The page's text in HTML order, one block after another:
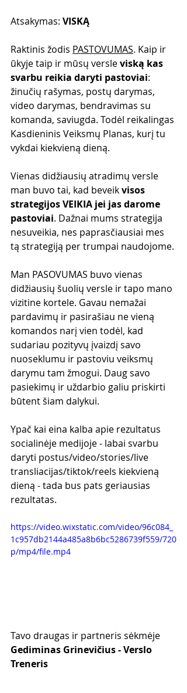
Atsakymas: VISKĄ
Raktinis žodis PASTOVUMAS. Kaip ir
ūkyje taip ir mūsų versle viską kas
svarbu reikia daryti pastoviai:
žinučių rašymas, postų darymas,
video darymas, bendravimas su
komanda, saviugda. Todėl reikalingas
Kasdieninis Veiksmų Planas, kurį tu
vykdai kiekvieną dieną.
Vienas didžiausių atradimų versle
man buvo tai, kad beveik visos
strategijos VEIKIA jei jas darome
pastoviai. Dažnai mums strategija
nesuveikia, nes paprasčiausiai mes
tą strategiją per trumpai naudojome.
Man PASOVUMAS buvo vienas
didžiausių šuolių versle ir tapo mano
vizitine kortele. Gavau nemažai
pardavimų ir pasirašiau ne vieną
komandos narį vien todėl, kad
sudariau pozityvų įvaizdį savo
nuoseklumu ir pastoviu veiksmų
darymu tam žmogui. Daug savo
pasiekimų ir uždarbio galiu priskirti
būtent šiam dalykui.
Ypač kai eina kalba apie rezultatus
socialinėje medijoje - labai svarbu
daryti postus/video/stories/live
transliacijas/tiktok/reels kiekvieną
dieną - tada bus pats geriausias
rezultatas.
https://video.wixstatic.com/video/96c084_
1c957db2144a485a8b6bc5286739f559/720
p/mp4/file.mp4
Tavo draugas ir partneris sėkmėje
Gediminas Grinevičius - Verslo
Treneris